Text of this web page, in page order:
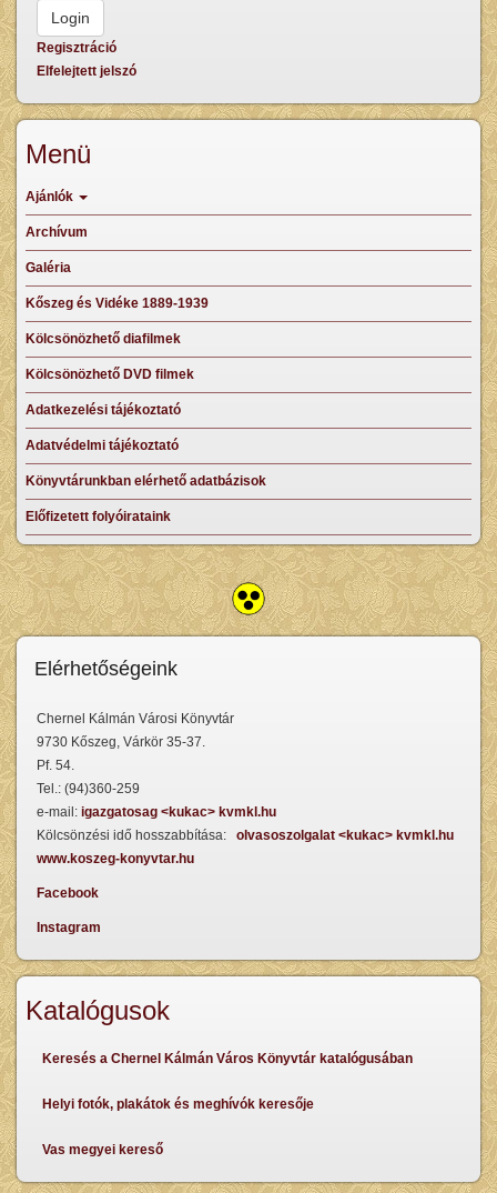
Regisztráció
Elfelejtett jelszó
Menü
Ajánlók
Archívum
Galéria
Kőszeg és Vidéke 1889-1939
Kölcsönözhető diafilmek
Kölcsönözhető DVD filmek
Adatkezelési tájékoztató
Adatvédelmi tájékoztató
Könyvtárunkban elérhető adatbázisok
Előfizetett folyóirataink
Elérhetőségeink
Chernel Kálmán Városi Könyvtár
9730 Kőszeg, Várkör 35-37.
Pf. 54.
Tel.: (94)360-259
e-mail: igazgatosag <kukac> kvmkl.hu
Kölcsönzési idő hosszabbítása: olvasoszolgalat <kukac> kvmkl.hu
www.koszeg-konyvtar.hu
Facebook
Instagram
Katalógusok
Keresés a Chernel Kálmán Város Könyvtár katalógusában
Helyi fotók, plakátok és meghívók keresője
Vas megyei kereső